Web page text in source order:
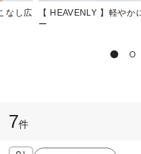
なし広
【 HEAVENLY 】軽や
ー
7件